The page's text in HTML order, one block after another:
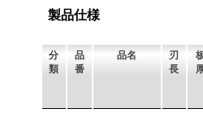
まれないようにしています。 板厚より切幅
製品仕様
分
類
品
番
品名
刃
長